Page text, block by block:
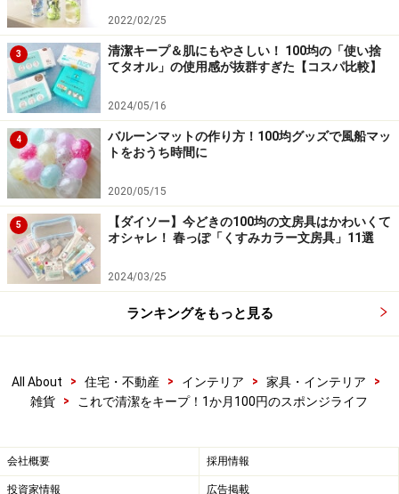
耐久性の良いスポンジを使いたい方は、水
キレの良さがポイント
1個100円のスポンジなら1か月程度は使いたいですよね
の良さですよね。6個100円のスポンジを使っている私か
らすると、正直1か月くらいは使いたいところです。と
きれば水キレの良い商品を選ぶことをオススメします。
2022/02/25
3
清潔キープ＆肌にもやさしい！ 100均の「使い捨
てタオル」の使用感が抜群すぎた【コスパ比較】
2024/05/16
4
バルーンマットの作り方！100均グッズで風船マッ
トをおうち時間に
2020/05/15
5
【ダイソー】今どきの100均の文房具はかわいくて
オシャレ！ 春っぽ「くすみカラー文房具」11選
2024/03/25
ランキングをもっと見る
All About > 住宅・不動産 > インテリア > 家具・インテリア
>
雑貨
> これで清潔をキープ！1か月100円のスポンジライフ
会社概要 採用情報
投資家情報 広告掲載